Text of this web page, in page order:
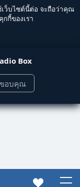
เว็บไซต์นี้ต่อ จะถือว่าคุณ
กี้ของเรา
Box
อบคุณ